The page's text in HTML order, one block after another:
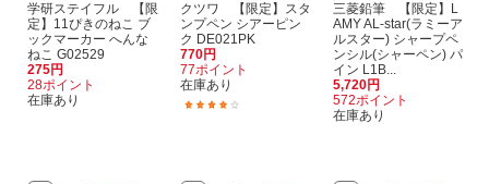
学研ステイフル 【限
定】11ぴきのねこ ブ
ックマーカー へんな
ねこ G02529
275円
28ポイント
在庫あり
クツワ 【限定】スタ
ンプペン シアーピン
ク DE021PK
770円
77ポイント
在庫あり
三菱鉛筆 【限定】L
AMY AL-star(ラミーア
ルスター) シャープペ
ンシル(シャーペン) パ
イン L1B...
5,720円
572ポイント
在庫あり